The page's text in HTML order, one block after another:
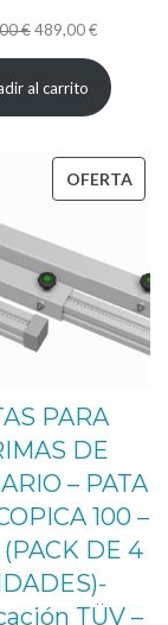
€El
precio
original
555,00 €.
489,00€
precio
actual
489,00 €.
al carrito
OFERTA
PARA
DE
– PATA
100 –
(PACK DE 4
TÜV –